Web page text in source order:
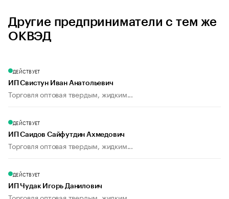
Другие предприниматели с тем же
ОКВЭД
ДЕЙСТВУЕТ
ИП Свистун Иван Анатольевич
Торговля оптовая твердым, жидким...
ДЕЙСТВУЕТ
ИП Саидов Сайфутдин Ахмедович
Торговля оптовая твердым, жидким...
ДЕЙСТВУЕТ
ИП Чудак Игорь Данилович